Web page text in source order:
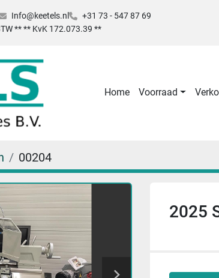
Info@keetels.nl
+31 73 - 547 87 69
** ** KvK 172.073.39 **
Home Voorraad
00204
2025